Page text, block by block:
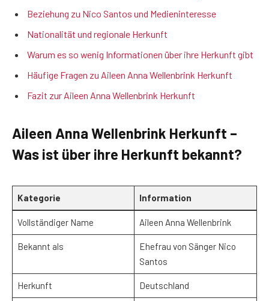
Beziehung zu Nico Santos und Medieninteresse
Nationalität und regionale Herkunft
Warum es so wenig Informationen über ihre Herkunft gibt
Häufige Fragen zu Aileen Anna Wellenbrink Herkunft
Fazit zur Aileen Anna Wellenbrink Herkunft
Aileen Anna Wellenbrink Herkunft –
Was ist über ihre Herkunft bekannt?
Kategorie Information
Vollständiger Name Aileen Anna Wellenbrink
Bekannt als
Ehefrau von Sänger Nico
Santos
Herkunft Deutschland